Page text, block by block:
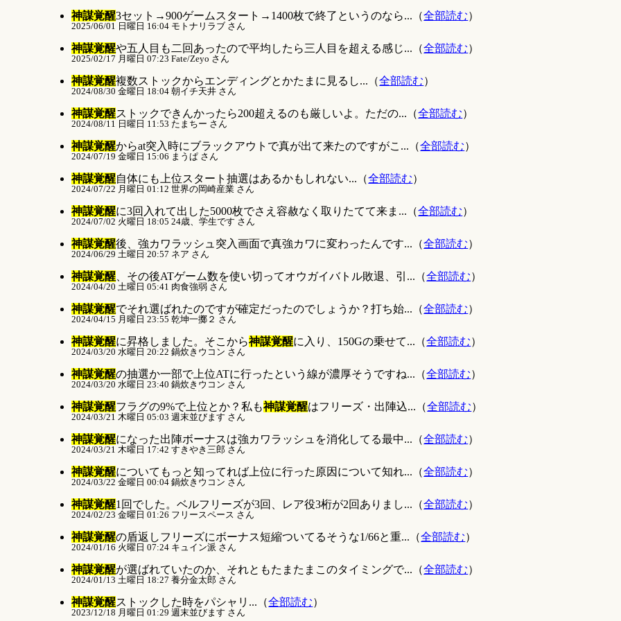
神謀覚醒3セット→900ゲームスタート→1400枚で終了というのなら...（全部読む）
2025/06/01 日曜日 16:04 モトナリラブ さん
神謀覚醒や五人目も二回あったので平均したら三人目を超える感じ...（全部読む）
2025/02/17 月曜日 07:23 Fate/Zeyo さん
神謀覚醒複数ストックからエンディングとかたまに見るし...（全部読む）
2024/08/30 金曜日 18:04 朝イチ天井 さん
神謀覚醒ストックできんかったら200超えるのも厳しいよ。ただの...（全部読む）
2024/08/11 日曜日 11:53 たまちー さん
神謀覚醒からat突入時にブラックアウトで真が出て来たのですがこ...（全部読む）
2024/07/19 金曜日 15:06 まうぱ さん
神謀覚醒自体にも上位スタート抽選はあるかもしれない...（全部読む）
2024/07/22 月曜日 01:12 世界の岡崎産業 さん
神謀覚醒に3回入れて出した5000枚でさえ容赦なく取りたてて来ま...（全部読む）
2024/07/02 火曜日 18:05 24歳、学生です さん
神謀覚醒後、強カワラッシュ突入画面で真強カワに変わったんです...（全部読む）
2024/06/29 土曜日 20:57 ネア さん
神謀覚醒 、その後ATゲーム数を使い切ってオウガイバトル敗退、引...（全部読む）
2024/04/20 土曜日 05:41 肉食強弱 さん
神謀覚醒でそれ選ばれたのですが確定だったのでしょうか？打ち始...（全部読む）
2024/04/15 月曜日 23:55 乾坤一擲２ さん
神謀覚醒に昇格しました。そこから神謀覚醒に入り、150Gの乗せて...（全部読む）
2024/03/20 水曜日 20:22 鍋炊きウコン さん
神謀覚醒の抽選か一部で上位ATに行ったという線が濃厚そうですね...（全部読む）
2024/03/20 水曜日 23:40 鍋炊きウコン さん
神謀覚醒フラグの9%で上位とか？私も神謀覚醒はフリーズ・出陣込...（全部読む）
2024/03/21 木曜日 05:03 週末並びます さん
神謀覚醒になった出陣ボーナスは強カワラッシュを消化してる最中...（全部読む）
2024/03/21 木曜日 17:42 すきやき三郎 さん
神謀覚醒についてもっと知ってれば上位に行った原因について知れ...（全部読む）
2024/03/22 金曜日 00:04 鍋炊きウコン さん
神謀覚醒1回でした。ベルフリーズが3回、レア役3桁が2回ありまし...（全部読む）
2024/02/23 金曜日 01:26 フリースペース さん
神謀覚醒の盾返しフリーズにボーナス短縮ついてるそうな1/66と重...（全部読む）
2024/01/16 火曜日 07:24 キュイン派 さん
神謀覚醒が選ばれていたのか、それともたまたまこのタイミングで...（全部読む）
2024/01/13 土曜日 18:27 養分金太郎 さん
神謀覚醒ストックした時をパシャリ...（全部読む）
2023/12/18 月曜日 01:29 週末並びます さん